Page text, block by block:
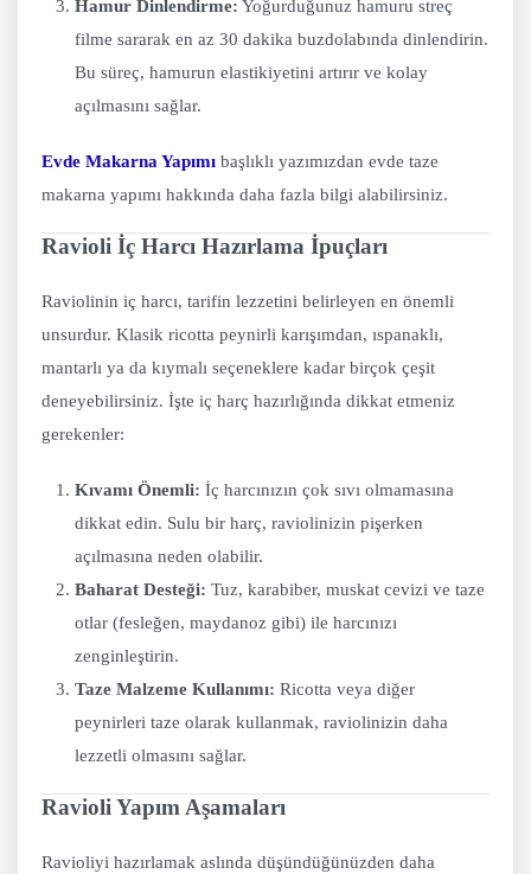
Hamur Dinlendirme: Yoğurduğunuz hamuru streç
filme sararak en az 30 dakika buzdolabında dinlendirin.
Bu süreç, hamurun elastikiyetini artırır ve kolay
açılmasını sağlar.
Evde Makarna Yapımı başlıklı yazımızdan evde taze
makarna yapımı hakkında daha fazla bilgi alabilirsiniz.
Ravioli İç Harcı Hazırlama İpuçları
Raviolinin iç harcı, tarifin lezzetini belirleyen en önemli
unsurdur. Klasik ricotta peynirli karışımdan, ıspanaklı,
mantarlı ya da kıymalı seçeneklere kadar birçok çeşit
deneyebilirsiniz. İşte iç harç hazırlığında dikkat etmeniz
gerekenler:
Kıvamı Önemli: İç harcınızın çok sıvı olmamasına
dikkat edin. Sulu bir harç, raviolinizin pişerken
açılmasına neden olabilir.
Baharat Desteği: Tuz, karabiber, muskat cevizi ve taze
otlar (fesleğen, maydanoz gibi) ile harcınızı
zenginleştirin.
Taze Malzeme Kullanımı: Ricotta veya diğer
peynirleri taze olarak kullanmak, raviolinizin daha
lezzetli olmasını sağlar.
Ravioli Yapım Aşamaları
Ravioliyi hazırlamak aslında düşündüğünüzden daha